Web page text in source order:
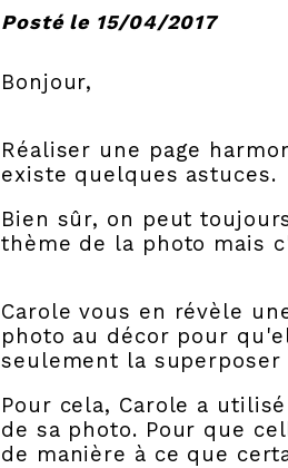
Posté le 15/04/2017
Bonjour,
Réaliser une page
existe quelques astuces.
Bien sûr, on peut
thème de la photo mais
Carole vous en révèle
photo au décor pour
seulement la
Pour cela, Carole a
de sa photo. Pour que
de manière à ce que